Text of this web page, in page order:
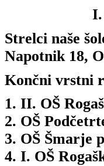
I.
Strelci naše
Napotnik 18,
Končni vrstni
1. II. OŠ
2. OŠ
3. OŠ Šmarje
4. I. OŠ